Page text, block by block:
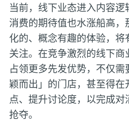
当前，线下业态进入内容
消费的期待值也水涨船高
化的、概念有趣的体验，
关注。在竞争激烈的线下
占领更多先发优势，不仅
颖而出」的门店，甚至得
点、提升讨论度，以完成
抢夺。